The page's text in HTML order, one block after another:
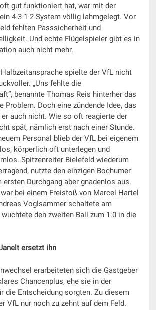
gut funktioniert hat, war mit der
4-3-1-2-System völlig lahmgelegt. Vor
fehlten Passsicherheit und
Und echte Flügelspieler gibt es in
auch nicht mehr.
spielte der VfL nicht
„Uns fehlte die
benannte Thomas Reis hinterher das
Problem. Doch eine zündende Idee, das
er auch nicht. Wie so oft reagierte der
spät, nämlich erst nach einer Stunde.
Personal blieb der VfL bei eigenem
körperlich oft unterlegen und
Spitzenreiter Bielefeld wiederum
nutzte den einzigen Bochumer
ersten Durchgang aber gnadenlos aus.
bei einem Freistoß von Marcel Hartel
Voglsammer schaltete am
den zweiten Ball zum 1:0 in die
ersetzt ihn
erarbeiteten sich die Gastgeber
Chancenplus, ehe sie in der
die Entscheidung sorgten. Zu diesem
VfL nur noch zu zehnt auf dem Feld.